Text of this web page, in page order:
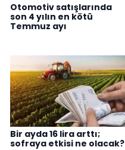
Otomotiv satışlarında
son 4 yılın en kötü
Temmuz ayı
Bir ayda 16 lira arttı;
sofraya etkisi ne olacak?